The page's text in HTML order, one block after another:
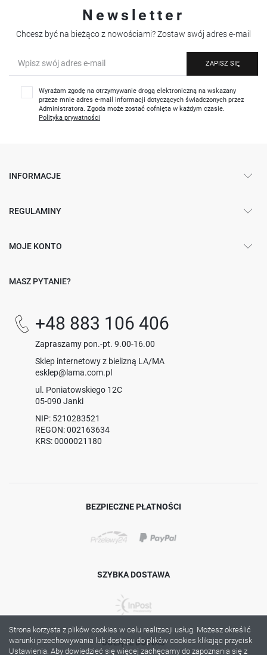
Newsletter
Chcesz być na bieżąco z nowościami? Zostaw swój adres e-mail
ZAPISZ SIĘ
Wyrażam zgodę na otrzymywanie drogą elektroniczną na wskazany
przeze mnie adres e-mail informacji dotyczących świadczonych przez
Administratora. Zgoda może zostać cofnięta w każdym czasie.
Polityka prywatności
INFORMACJE
REGULAMINY
MOJE KONTO
MASZ PYTANIE?
+48 883 106 406
Zapraszamy pon.-pt. 9.00-16.00
Sklep internetowy z bielizną LA/MA
esklep@lama.com.pl
ul. Poniatowskiego 12C
05-090 Janki
NIP: 5210283521
REGON: 002163634
KRS: 0000021180
BEZPIECZNE PŁATNOŚCI
SZYBKA DOSTAWA
DOŁĄCZ DO NAS
Strona korzysta z plików cookies w celu realizacji usług. Możesz określić
warunki przechowywania lub dostępu do plików cookies klikając przycisk
Ustawienia. Aby dowiedzieć się więcej zachęcamy do zapoznania się z